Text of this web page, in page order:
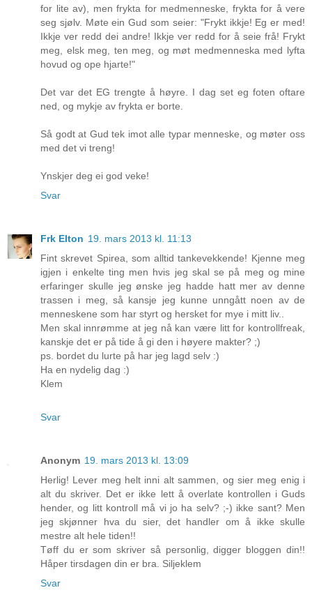
for lite av), men frykta for medmenneske, frykta for å vere
seg sjølv. Møte ein Gud som seier: "Frykt ikkje! Eg er med!
Ikkje ver redd dei andre! Ikkje ver redd for å seie frå! Frykt
meg, elsk meg, ten meg, og møt medmenneska med lyfta
hovud og ope hjarte!"
Det var det EG trengte å høyre. I dag set eg foten oftare
ned, og mykje av frykta er borte.
Så godt at Gud tek imot alle typar menneske, og møter oss
med det vi treng!
Ynskjer deg ei god veke!
Svar
Frk Elton 19. mars 2013 kl. 11:13
Fint skrevet Spirea, som alltid tankevekkende! Kjenne meg
igjen i enkelte ting men hvis jeg skal se på meg og mine
erfaringer skulle jeg ønske jeg hadde hatt mer av denne
trassen i meg, så kansje jeg kunne unngått noen av de
menneskene som har styrt og hersket for mye i mitt liv..
Men skal innrømme at jeg nå kan være litt for kontrollfreak,
kanskje det er på tide å gi den i høyere makter? ;)
ps. bordet du lurte på har jeg lagd selv :)
Ha en nydelig dag :)
Klem
Svar
Anonym 19. mars 2013 kl. 13:09
Herlig! Lever meg helt inni alt sammen, og sier meg enig i
alt du skriver. Det er ikke lett å overlate kontrollen i Guds
hender, og litt kontroll må vi jo ha selv? ;-) ikke sant? Men
jeg skjønner hva du sier, det handler om å ikke skulle
mestre alt hele tiden!!
Tøff du er som skriver så personlig, digger bloggen din!!
Håper tirsdagen din er bra. Siljeklem
Svar